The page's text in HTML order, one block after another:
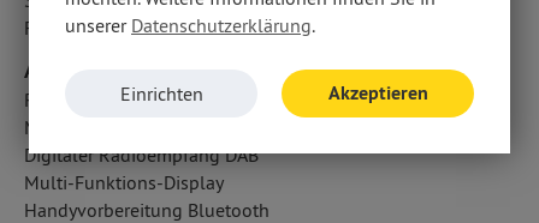
Fahrer- /Beifahrerairbag
Audio & Kommunikation
Radio
Multimedia-System
Digitaler Radioempfang DAB
Multi-Funktions-Display
Handyvorbereitung Bluetooth
unserer Datenschutzerklärung.
Einrichten Akzeptieren